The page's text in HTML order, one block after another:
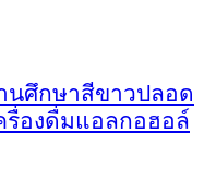
นศึกษาสีขาวปลอด
องดื่มแอลกอฮอล์